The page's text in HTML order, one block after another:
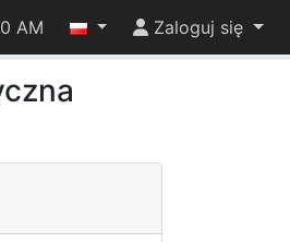
AM Zaloguj się